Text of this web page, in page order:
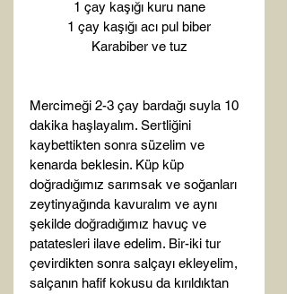
1 çay kaşığı kuru nane
1 çay kaşığı acı pul biber
Karabiber ve tuz
Mercimeği 2-3 çay bardağı suyla 10
dakika haşlayalım. Sertliğini
kaybettikten sonra süzelim ve
kenarda beklesin. Küp küp
doğradığımız sarımsak ve soğanları
zeytinyağında kavuralım ve aynı
şekilde doğradığımız havuç ve
patatesleri ilave edelim. Bir-iki tur
çevirdikten sonra salçayı ekleyelim,
salçanın hafif kokusu da kırıldıktan